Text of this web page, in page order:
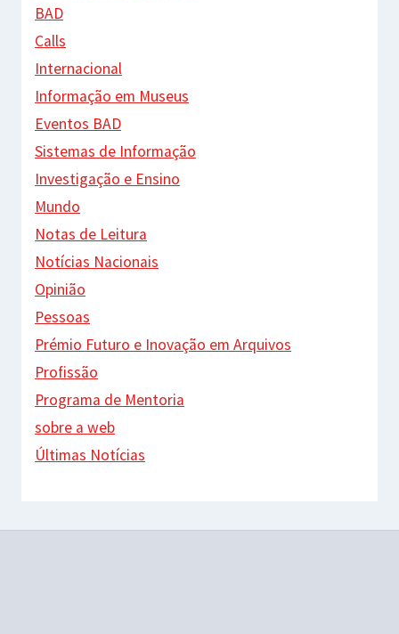
BAD
Calls
Internacional
Informação em Museus
Eventos BAD
Sistemas de Informação
Investigação e Ensino
Mundo
Notas de Leitura
Notícias Nacionais
Opinião
Pessoas
Prémio Futuro e Inovação em Arquivos
Profissão
Programa de Mentoria
sobre a web
Últimas Notícias